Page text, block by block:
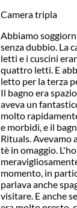
Camera tripla
Abbiamo
senza dubbio. La
letti e i cuscini
quattro letti. E
letto per la terza
Il bagno era
aveva un
molto
e morbidi, e il
Rituals. Avevamo
tè in omaggio.
momento, in
parlava anche
visitare. E anche